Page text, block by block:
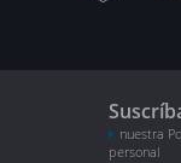
nuestra
personal